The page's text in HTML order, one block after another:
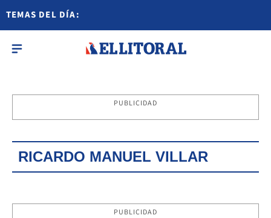
TEMAS DEL DÍA:
PUBLICIDAD
RICARDO MANUEL VILLAR
PUBLICIDAD